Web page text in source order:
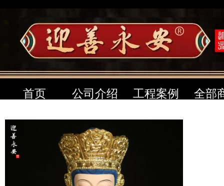
首页 公司介绍 工程案例 全部